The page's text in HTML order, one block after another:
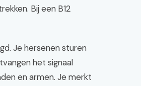
Bij een B12
Je hersenen sturen
het signaal
en armen. Je merkt